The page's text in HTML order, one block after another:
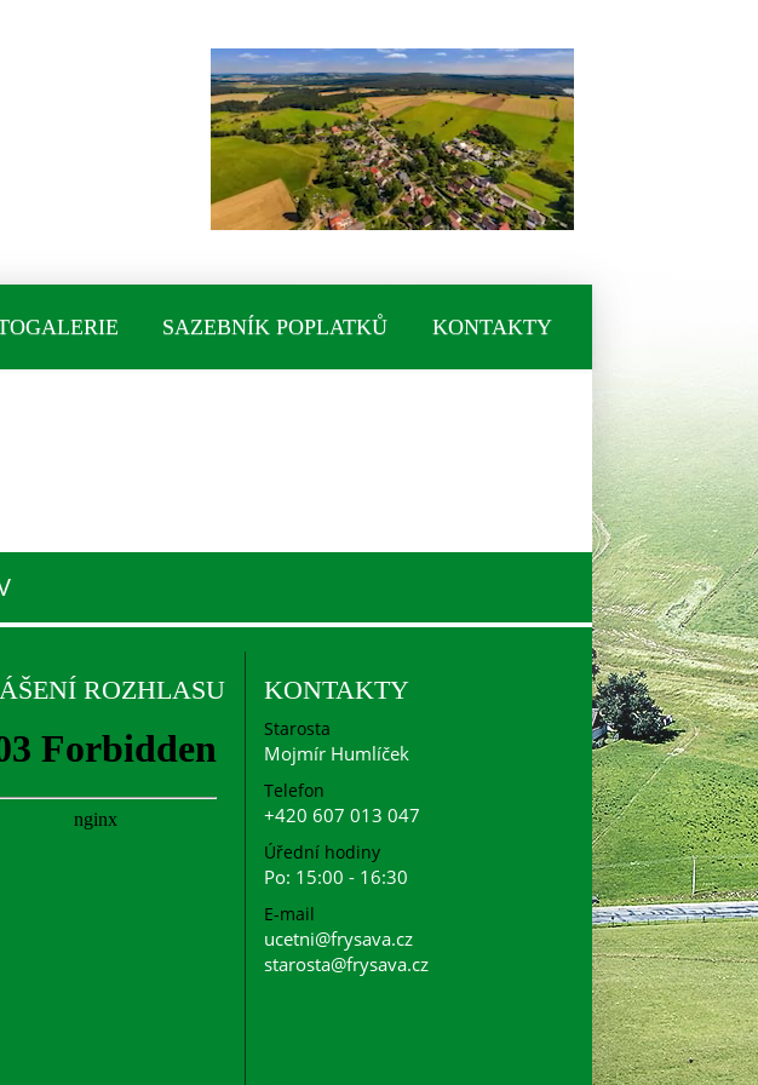
SAZEBNÍK POPLATKŮ KONTAKTY
ROZHLASU KONTAKTY
Starosta
Mojmír Humlíček
Telefon
+420 607 013 047
Úřední hodiny
Po: 15:00 - 16:30
E-mail
ucetni@frysava.cz
starosta@frysava.cz